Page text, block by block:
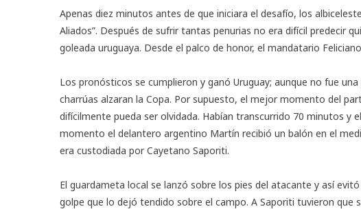
Apenas diez minutos antes de que iniciara el desafío, los
Aliados”. Después de sufrir tantas penurias no era difícil predecir
goleada uruguaya. Desde el palco de honor, el mandatario
Los pronósticos se cumplieron y ganó Uruguay; aunque no fue
charrúas alzaran la Copa. Por supuesto, el mejor momento del
difícilmente pueda ser olvidada. Habían transcurrido 70 minutos y
momento el delantero argentino Martín recibió un balón en el
era custodiada por Cayetano Saporiti.
El guardameta local se lanzó sobre los pies del atacante y así
golpe que lo dejó tendido sobre el campo. A Saporiti tuvieron que